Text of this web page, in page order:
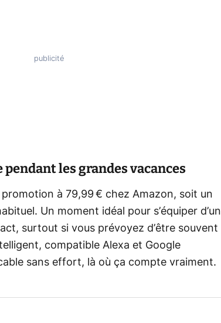
les grandes vacances
à 79,99 € chez Amazon, soit un
Un moment idéal pour s’équiper d’un
surtout si vous prévoyez d’être souvent
compatible Alexa et Google
sans effort, là où ça compte vraiment.